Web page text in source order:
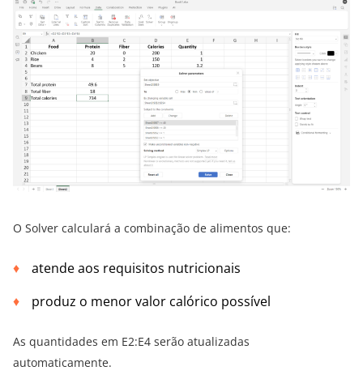
O Solver calculará a combinação de alimentos que:
atende aos requisitos nutricionais
produz o menor valor calórico possível
As quantidades em E2:E4 serão atualizadas
automaticamente.